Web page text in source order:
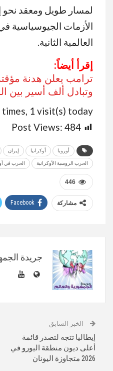
لمسار طويل ومعقد نحو
الأزمات الجيوسياسية
العالمية الثانية.
إقرأ أيضاً:
ترامب يعلن هدنة
وتبادل ألف أسير بين
1 visit(s) today
Post Views: 484
أوروبا أوكرانيا إيران
الحرب الروسية الأوكرانية الحرب في
446
مشاركة Facebook
جريدة
الخبر السابق
إيطاليا تتجه لتصدر قائمة
أعلى ديون منطقة اليورو في
2026 متجاوزة اليونان